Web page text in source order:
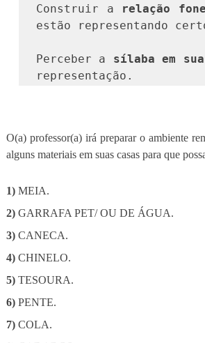
Construir a relação
estão representando
Perceber a sílaba em
representação.
O(a) professor(a) irá preparar o ambiente
alguns materiais em suas casas para que
1) MEIA.
2) GARRAFA PET/ OU DE ÁGUA.
3) CANECA.
4) CHINELO.
5) TESOURA.
6) PENTE.
7) COLA.